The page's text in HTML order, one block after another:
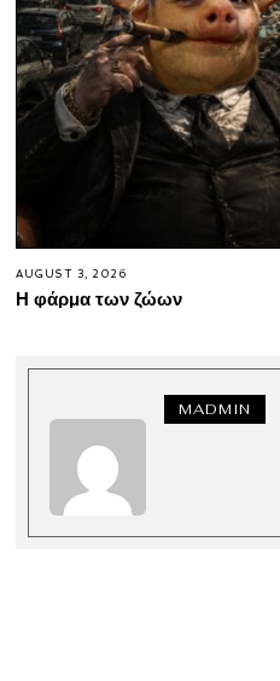
AUGUST 3, 2026
Η φάρμα των ζώων
MADMIN